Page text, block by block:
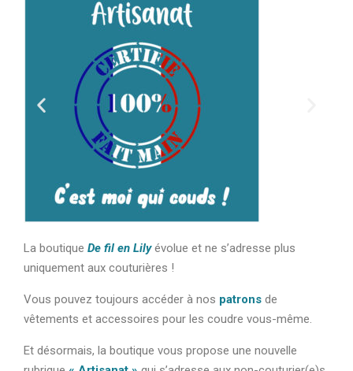
La boutique De fil en Lilyévolue et ne s’adresse plus
uniquement aux couturières !
Vous pouvez toujours accéder à nos patrons de
vêtements et accessoires pour les coudre vous-même.
Et désormais, la boutique vous propose une nouvelle